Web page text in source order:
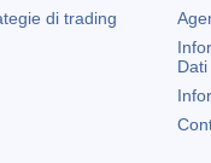
di trading
Dati